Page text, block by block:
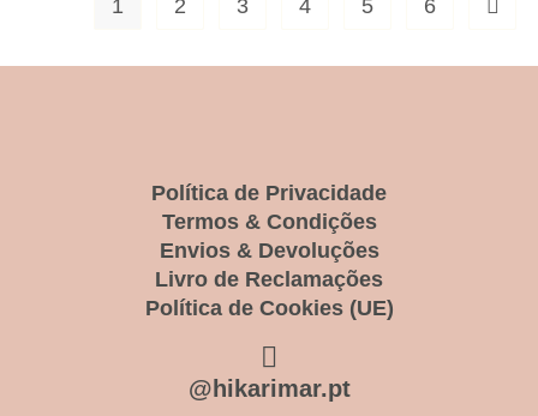
1 2 3 4 5 6
Política de Privacidade
Termos & Condições
Envios & Devoluções
Livro de Reclamações
Política de Cookies (UE)
@hikarimar.pt